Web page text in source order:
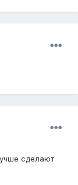
сделают